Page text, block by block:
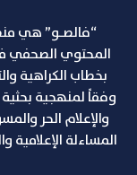
“فالصـو” هي
المحتوي الصحفي
بخطاب الكراهية
وفقاً لمنهجية
والإعلام الحر
المساءلة